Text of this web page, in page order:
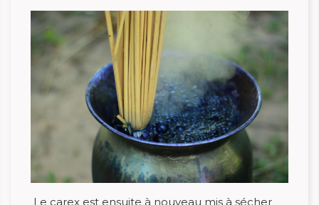
Le carex est ensuite à nouveau mis à sécher